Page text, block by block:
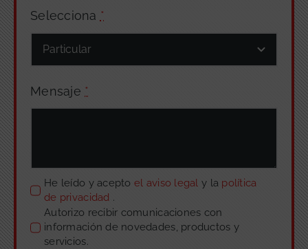
Selecciona *
Mensaje *
He leído y acepto el aviso legaly la política
de privacidad .
Autorizo recibir comunicaciones con
información de novedades, productos y
servicios.